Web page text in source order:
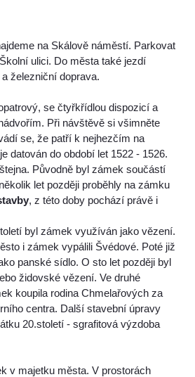
na Skálově náměstí. Parkovat
ulici. Do města také jezdí
železniční doprava.
se čtyřkřídlou dispozicí a
Při návštěvě si všimněte
se, že patří k nejhezčím na
datován do období let 1522 - 1526.
Původně byl zámek součástí
let později proběhly na zámku
, z této doby pochází právě i
byl zámek využíván jako vězení.
i zámek vypálili Švédové. Poté již
panské sídlo. O sto let později byl
židovské vězení. Ve druhé
koupila rodina Chmelařových za
centra. Další stavební úpravy
20.století - sgrafitová výzdoba
v majetku města. V prostorách